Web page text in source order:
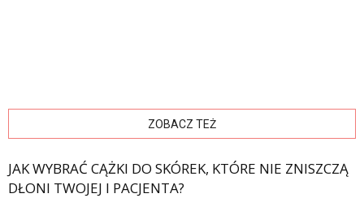
ZOBACZ TEŻ
JAK WYBRAĆ CĄŻKI DO SKÓREK, KTÓRE NIE ZNISZCZĄ
DŁONI TWOJEJ I PACJENTA?